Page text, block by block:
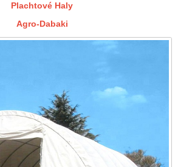
Plachtové Haly
Agro-Dabaki